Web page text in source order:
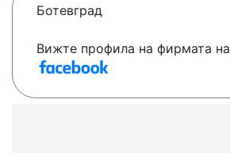
Ботевград
Вижте профила на фирмата на